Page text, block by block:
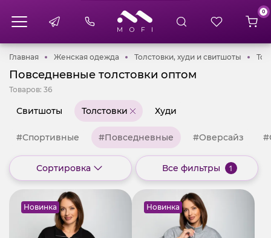
0
ГлавнаяГлавнаяЖенская одежда Женская одежда
Толстовки, худи и свитшоты
Повседневные толстовки оптом
Товаров: 36
Свитшоты Толстовки Худи
#Спортивные #Повседневные #Оверсайз
Сортировка Все фильтры 1
Новинка Новинка